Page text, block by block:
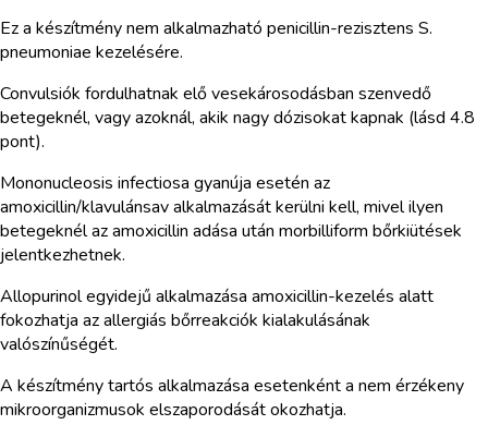
Ez a készítmény nem alkalmazható penicillin-rezisztens S.
pneumoniae kezelésére.
Convulsiók fordulhatnak elő vesekárosodásban szenvedő
betegeknél, vagy azoknál, akik nagy dózisokat kapnak (lásd 4.8
pont).
Mononucleosis infectiosa gyanúja esetén az
amoxicillin/klavulánsav alkalmazását kerülni kell, mivel ilyen
betegeknél az amoxicillin adása után morbilliform bőrkiütések
jelentkezhetnek.
Allopurinol egyidejű alkalmazása amoxicillin-kezelés alatt
fokozhatja az allergiás bőrreakciók kialakulásának
valószínűségét.
A készítmény tartós alkalmazása esetenként a nem érzékeny
mikroorganizmusok elszaporodását okozhatja.